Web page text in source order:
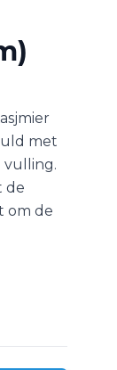
met
vulling.
de
om de